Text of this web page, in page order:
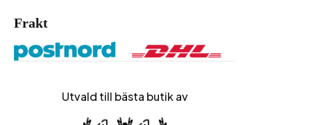
Frakt
Utvald till bästa butik av